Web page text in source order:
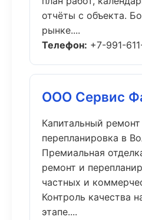
отчёты с объекта.
рынке....
Телефон: +7-991-
ООО Сервис
Капитальный
перепланировка в
Премиальная
ремонт и
частных и
Контроль качества
этапе....